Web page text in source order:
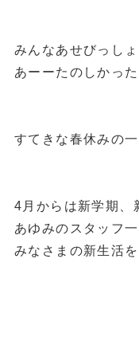
みんなあせびっし
あーーたのしかっ
すてきな春休みの
4月からは新学期、
あゆみのスタッフ一
みなさまの新生活を